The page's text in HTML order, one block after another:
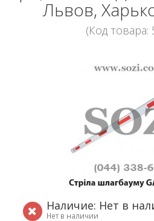
Львов,
(Код товара:
Наличие: Нет в
Нет в наличии